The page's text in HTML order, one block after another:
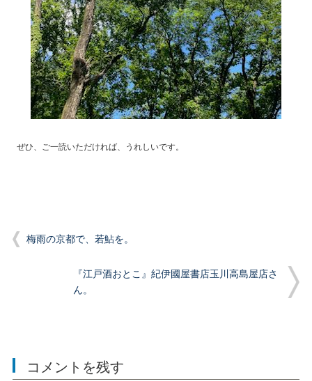
ぜひ、ご一読いただければ、うれしいです。
梅雨の京都で、若鮎を。
『江戸酒おとこ』紀伊國屋書店玉川高島屋店さ
ん。
コメントを残す